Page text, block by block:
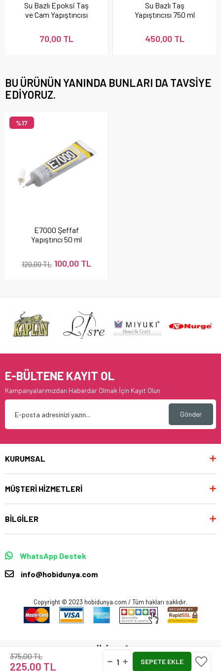
375,00 TL
225,00 TL
Su Bazlı Epoksi Taş
ve Cam Yapıştırıcısı
70,00 TL
Su Bazlı Taş
Yapıştırıcısı 750 ml
450,00 TL
BU ÜRÜNÜN YANINDA BUNLARI DA TAVSIYE
EDIYORUZ.
E7000 Şeffaf
Yapıştırıcı 50 ml
100,00 TL
120,00 TL
%17
E-BÜLTENE KAYIT OL
Kampanyalarımızdan Haberdar Olmak İçin Kayıt Olun
Gönder
KURUMSAL
MÜŞTERİ HİZMETLERİ
BİLGİLER
WhatsApp Destek
info@hobidunya.com
Copyright © 2023 hobidunya.com / Tüm hakları saklıdır.
Anasayfa Sepetim